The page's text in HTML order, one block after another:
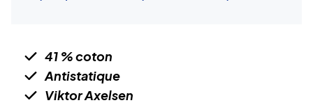
41 % coton
Antistatique
Viktor Axelsen